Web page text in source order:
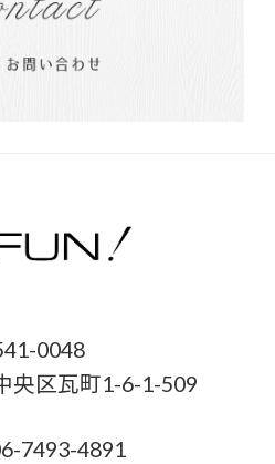
0048
央区瓦町1-6-1-509
7493-4891